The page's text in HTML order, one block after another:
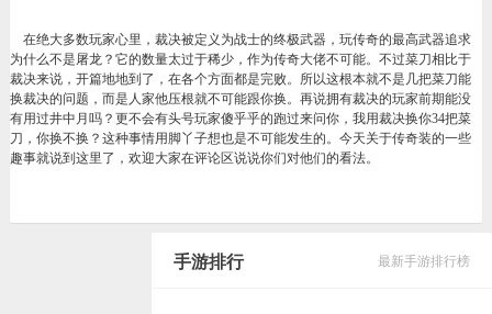
在绝大多数玩家心里，裁决被定义为战士的终极武器，玩传奇的最高武器追求
为什么不是屠龙？它的数量太过于稀少，作为传奇大佬不可能。不过菜刀相比于
裁决来说，开篇地地到了，在各个方面都是完败。所以这根本就不是几把菜刀能
换裁决的问题，而是人家他压根就不可能跟你换。再说拥有裁决的玩家前期能没
有用过井中月吗？更不会有头号玩家傻乎乎的跑过来问你，我用裁决换你34把菜
刀，你换不换？这种事情用脚丫子想也是不可能发生的。今天关于传奇装的一些
趣事就说到这里了，欢迎大家在评论区说说你们对他们的看法。
最新手游排行榜
手游排行